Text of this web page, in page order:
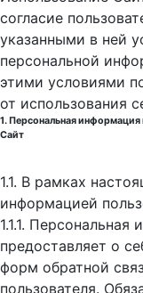
согласие
указанными в ней
персональной
этими условиями
от использования
1. Персональная
Сайт
1.1. В рамках
информацией
1.1.1.
предоставляет о
форм обратной
пользователя.